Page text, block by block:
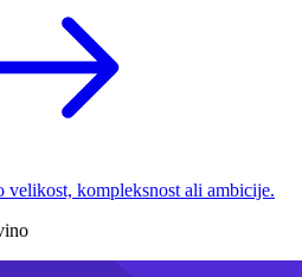
velikost, kompleksnost ali ambicije.